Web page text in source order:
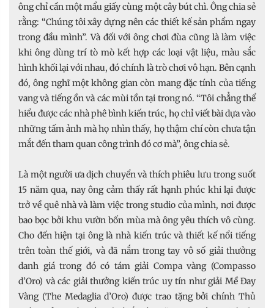
ông chỉ cần một mẩu giấy cùng một cây bút chì. Ông chia sẻ
rằng: “Chúng tôi xây dựng nên các thiết kế sản phẩm ngay
trong đầu mình”. Và đối với ông chơi đùa cũng là làm việc
khi ông dùng trí tò mò kết hợp các loại vật liệu, màu sắc
hình khối lại với nhau, đó chính là trò chơi vô hạn. Bên cạnh
đó, ông nghĩ một không gian còn mang đặc tính của tiếng
vang và tiếng ồn và các mùi tồn tại trong nó. “Tôi chẳng thể
hiểu được các nhà phê bình kiến trúc, họ chỉ viết bài dựa vào
những tấm ảnh mà họ nhìn thấy, họ thậm chí còn chưa tận
mắt đến tham quan công trình đó cơ mà”, ông chia sẻ.
Là một người ưa dịch chuyển và thích phiêu lưu trong suốt
15 năm qua, nay ông cảm thấy rất hạnh phúc khi lại được
trở về quê nhà và làm việc trong studio của mình, nơi được
bao bọc bởi khu vườn bốn mùa mà ông yêu thích vô cùng.
Cho đến hiện tại ông là nhà kiến trúc và thiết kế nổi tiếng
trên toàn thế giới, và đã nắm trong tay vô số giải thưởng
danh giá trong đó có tám giải Compa vàng (Compasso
d’Oro) và các giải thưởng kiến trúc uy tín như giải Mề Đay
Vàng (The Medaglia d’Oro) được trao tặng bởi chính Thủ